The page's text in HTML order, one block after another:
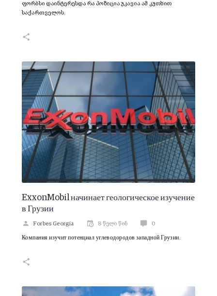
ფორბსი დაინტერესდა რა პოზიცია უკავია ამ კუთხით
საქართველოს.
ExxonMobil начинает геологическое изучение
в Грузии
Forbes Georgia 8 წელი წინ 0
Компания изучит потенциал углеводородов западной Грузии.